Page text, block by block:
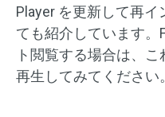
Player を更新して再
ても紹介しています。
ト閲覧する場合は、
再生してみてください。